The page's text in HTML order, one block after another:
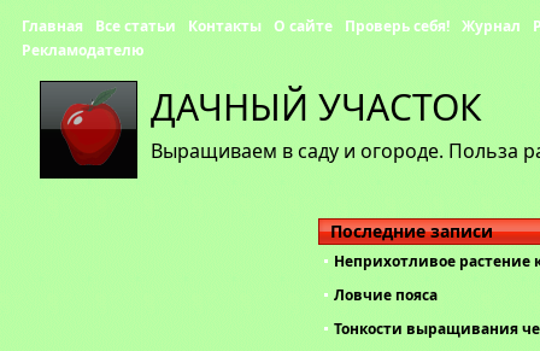
ДАЧНЫЙ УЧАСТОК
Выращиваем в саду и огороде. Польза
Главная Все статьи Контакты О сайте Проверь себя! Журнал
Рекламодателю
Последние записи
Неприхотливое растение
Ловчие пояса
Тонкости выращивания